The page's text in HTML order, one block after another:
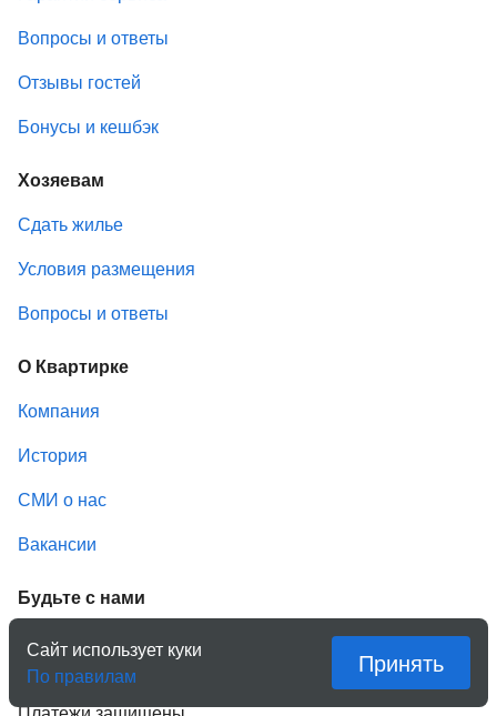
Вопросы и ответы
Отзывы гостей
Бонусы и кешбэк
Хозяевам
Сдать жилье
Условия размещения
Вопросы и ответы
О Квартирке
Компания
История
СМИ о нас
Вакансии
Будьте с нами
Сайт использует куки
По правилам
Принять